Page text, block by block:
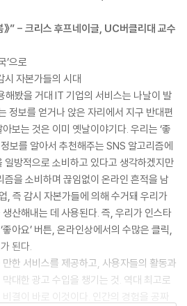
》” - 크리스 후프네이글, UC버클리대 교수
’으로
시 자본가들의 시대
해봤을 거대 IT 기업의 서비스는 나날이 발
정보를 얻거나 앉은 자리에서 지구 반대편
보는 것은 이미 옛날이야기다. 우리는 ‘좋
보를 알아서 추천해주는 SNS 알고리즘에
일방적으로 소비하고 있다고 생각하겠지만
을 소비하며 끊임없이 온라인 흔적을 남
, 즉 감시 자본가들에 의해 수거돼 우리가
산해내는 데 사용된다. 즉, 우리가 인스타
아요’ 버튼, 온라인상에서의 수많은 클릭,
된다.
한 서비스를 제공하고, 사용자들의 활동과
대한 광고 수입을 챙기는 것. 역대 최고로
결이 바로 이것이다. 인간의 경험을 공짜